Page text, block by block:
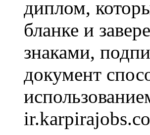
диплом,
бланке и
знаками,
документ